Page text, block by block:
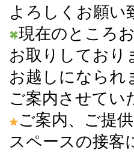
よろしくお願い
現在のところ
お取りしており
お越しになられ
ご案内させてい
ご案内、ご提
スペースの接客